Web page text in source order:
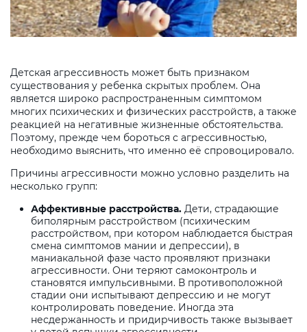
Детская агрессивность может быть признаком
существования у ребенка скрытых проблем. Она
является широко распространенным симптомом
многих психических и физических расстройств, а также
реакцией на негативные жизненные обстоятельства.
Поэтому, прежде чем бороться с агрессивностью,
необходимо выяснить, что именно её спровоцировало.
Причины агрессивности можно условно разделить на
несколько групп:
Аффективные расстройства. Дети, страдающие
биполярным расстройством (психическим
расстройством, при котором наблюдается быстрая
смена симптомов мании и депрессии), в
маниакальной фазе часто проявляют признаки
агрессивности. Они теряют самоконтроль и
становятся импульсивными. В противоположной
стадии они испытывают депрессию и не могут
контролировать поведение. Иногда эта
несдержанность и придирчивость также вызывает